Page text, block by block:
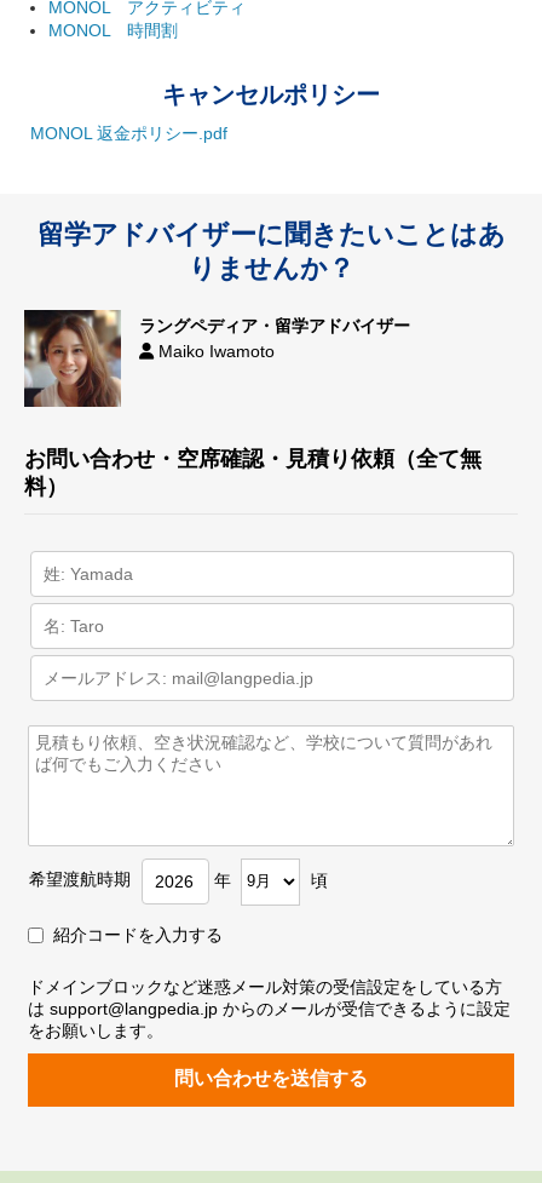
MONOL アクティビティ
MONOL 時間割
キャンセルポリシー
MONOL 返金ポリシー.pdf
留学アドバイザーに聞きたいことはあ
りませんか？
ラングペディア・留学アドバイザー
Maiko Iwamoto
お問い合わせ・空席確認・見積り依頼（全て無
料）
希望渡航時期 年 頃
紹介コードを入力する
ドメインブロックなど迷惑メール対策の受信設定をしている方
は support@langpedia.jp からのメールが受信できるように設定
をお願いします。
問い合わせを送信する